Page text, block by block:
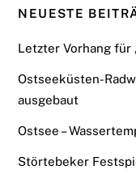
NEUESTE
Letzter Vorhang für
Ostseeküsten-
ausgebaut
Ostsee –
Störtebeker